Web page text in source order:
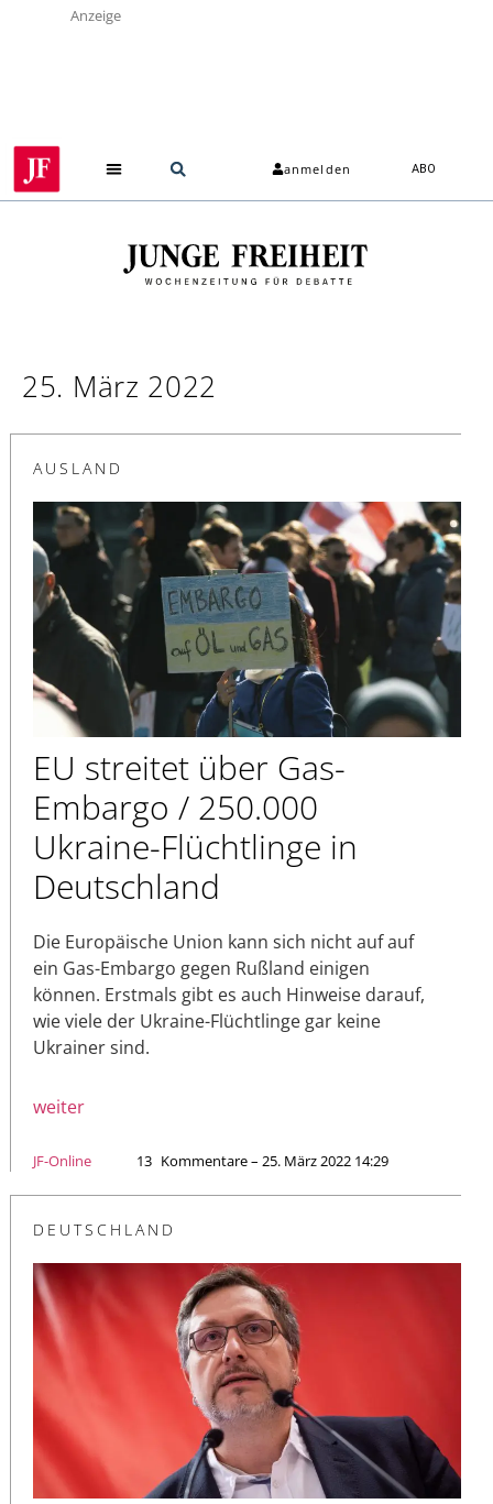
Anzeige
anmelden ABO
25. März 2022
AUSLAND
EU streitet über Gas-
Embargo / 250.000
Ukraine-Flüchtlinge in
Deutschland
Die Europäische Union kann sich nicht auf auf
ein Gas-Embargo gegen Rußland einigen
können. Erstmals gibt es auch Hinweise darauf,
wie viele der Ukraine-Flüchtlinge gar keine
Ukrainer sind.
weiter
JF-Online 13 Kommentare – 25. März 2022 14:29
DEUTSCHLAND